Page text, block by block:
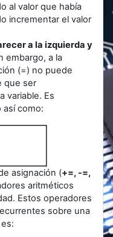
al valor que había
incrementar el valor
a la izquierda y
embargo, a la
(=) no puede
que ser
variable. Es
así como:
asignación (+=, -=,
aritméticos
Estos operadores
sobre una